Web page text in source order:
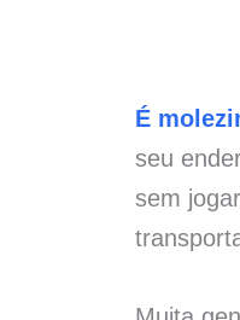
É
seu
sem